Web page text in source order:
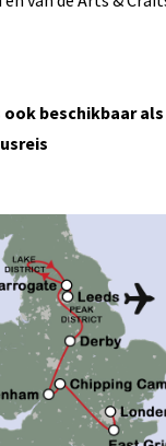
ook beschikbaar als